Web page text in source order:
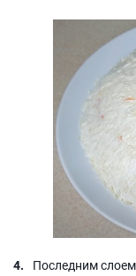
Последним